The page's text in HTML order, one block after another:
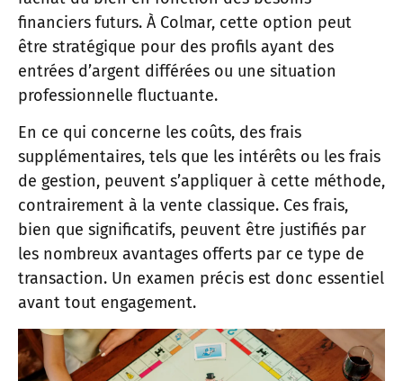
financiers futurs. À Colmar, cette option peut
être stratégique pour des profils ayant des
entrées d’argent différées ou une situation
professionnelle fluctuante.
En ce qui concerne les coûts, des frais
supplémentaires, tels que les intérêts ou les frais
de gestion, peuvent s’appliquer à cette méthode,
contrairement à la vente classique. Ces frais,
bien que significatifs, peuvent être justifiés par
les nombreux avantages offerts par ce type de
transaction. Un examen précis est donc essentiel
avant tout engagement.